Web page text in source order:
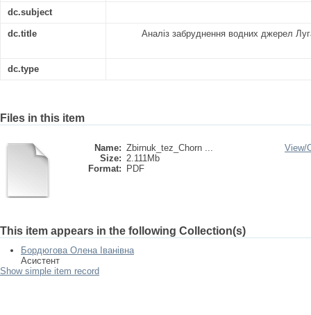
dc.subject
dc.title Аналіз забруднення водних джерел
dc.type
Files in this item
Name: Zbirnuk_tez_Chorn ...
Size: 2.111Mb
Format:
PDF
View/
This item appears in the following Collection(s)
Бордюгова Олена Іванівна
Асистент
Show simple item record